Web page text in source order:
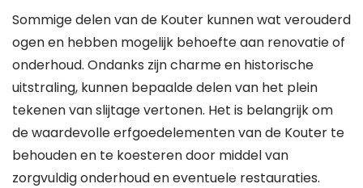
Sommige delen van de Kouter kunnen wat verouderd
ogen en hebben mogelijk behoefte aan renovatie of
onderhoud. Ondanks zijn charme en historische
uitstraling, kunnen bepaalde delen van het plein
tekenen van slijtage vertonen. Het is belangrijk om
de waardevolle erfgoedelementen van de Kouter te
behouden en te koesteren door middel van
zorgvuldig onderhoud en eventuele restauraties.